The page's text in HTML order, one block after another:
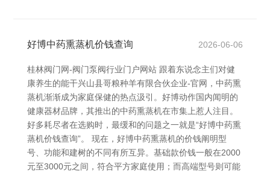
好博中药熏蒸机价钱查询 2026-06-06
桂林阀门网-阀门泵阀行业门户网站 跟着东说念主们对健
康养生的能干兴山县哥粮种羊有限合伙企业-官网，中药熏
蒸机渐渐成为家庭保健的热点汲引。好博动作国内闻明的
健康器材品牌，其推出的中药熏蒸机在市集上惹人注目。
好多耗尽者在选购时，最缓和的问题之一就是“好博中药熏
蒸机价钱查询”。 现在，好博中药熏蒸机的价钱阐明型
号、功能和建树的不同有所互异。基础款价钱一般在2000
元至3000元之间，符合平方家庭使用；而高端型号则可能